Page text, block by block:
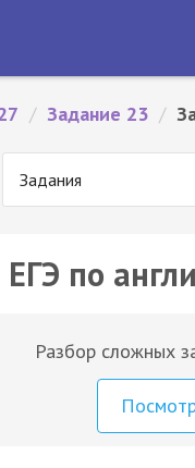
/ Задание 23 /
Задания
по
Разбор сложных